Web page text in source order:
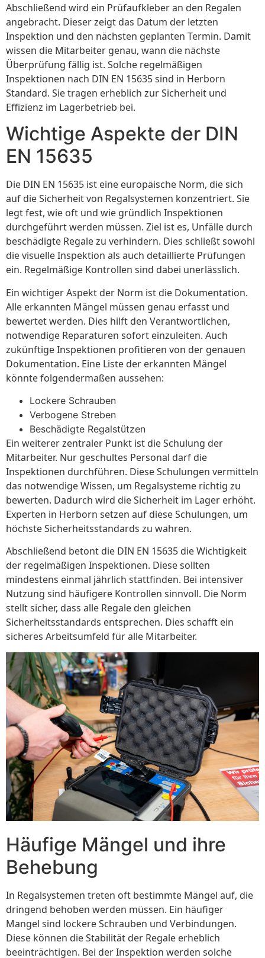
Abschließend wird ein Prüfaufkleber an den Regalen
angebracht. Dieser zeigt das Datum der letzten
Inspektion und den nächsten geplanten Termin. Damit
wissen die Mitarbeiter genau, wann die nächste
Überprüfung fällig ist. Solche regelmäßigen
Inspektionen nach DIN EN 15635 sind in Herborn
Standard. Sie tragen erheblich zur Sicherheit und
Effizienz im Lagerbetrieb bei.
Wichtige Aspekte der DIN
EN 15635
Die DIN EN 15635 ist eine europäische Norm, die sich
auf die Sicherheit von Regalsystemen konzentriert. Sie
legt fest, wie oft und wie gründlich Inspektionen
durchgeführt werden müssen. Ziel ist es, Unfälle durch
beschädigte Regale zu verhindern. Dies schließt sowohl
die visuelle Inspektion als auch detaillierte Prüfungen
ein. Regelmäßige Kontrollen sind dabei unerlässlich.
Ein wichtiger Aspekt der Norm ist die Dokumentation.
Alle erkannten Mängel müssen genau erfasst und
bewertet werden. Dies hilft den Verantwortlichen,
notwendige Reparaturen sofort einzuleiten. Auch
zukünftige Inspektionen profitieren von der genauen
Dokumentation. Eine Liste der erkannten Mängel
könnte folgendermaßen aussehen:
Lockere Schrauben
Verbogene Streben
Beschädigte Regalstützen
Ein weiterer zentraler Punkt ist die Schulung der
Mitarbeiter. Nur geschultes Personal darf die
Inspektionen durchführen. Diese Schulungen vermitteln
das notwendige Wissen, um Regalsysteme richtig zu
bewerten. Dadurch wird die Sicherheit im Lager erhöht.
Experten in Herborn setzen auf diese Schulungen, um
höchste Sicherheitsstandards zu wahren.
Abschließend betont die DIN EN 15635 die Wichtigkeit
der regelmäßigen Inspektionen. Diese sollten
mindestens einmal jährlich stattfinden. Bei intensiver
Nutzung sind häufigere Kontrollen sinnvoll. Die Norm
stellt sicher, dass alle Regale den gleichen
Sicherheitsstandards entsprechen. Dies schafft ein
sicheres Arbeitsumfeld für alle Mitarbeiter.
Häufige Mängel und ihre
Behebung
In Regalsystemen treten oft bestimmte Mängel auf, die
dringend behoben werden müssen. Ein häufiger
Mangel sind lockere Schrauben und Verbindungen.
Diese können die Stabilität der Regale erheblich
beeinträchtigen. Bei der Inspektion werden solche